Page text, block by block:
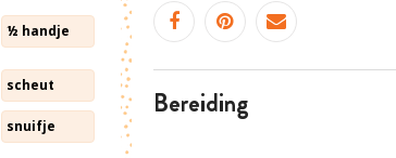
bereiding
½ handje
scheut
snuifje